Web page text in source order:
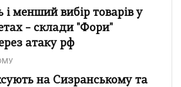
і менший вибір товарів у
– склади "Фори"
атаку рф
на Сизранському та